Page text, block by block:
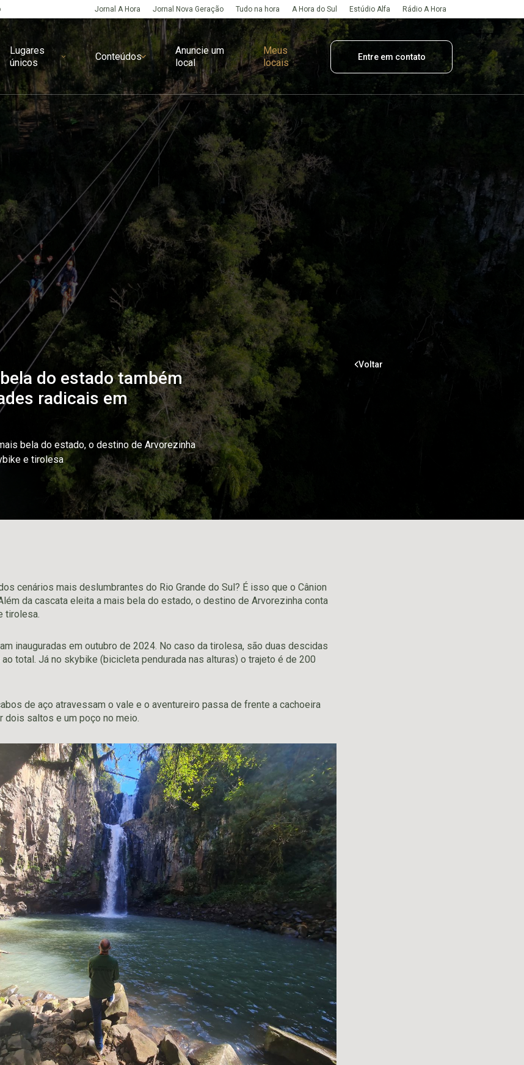
Jornal A Hora Jornal Nova Geração Tudo na hora A Hora do Sul Estúdio Alfa Rádio A Hora
Lugares
únicos
Conteúdos
Anuncie um
local
Meus
locais
Entre em contato
do estado também
radicais em
bela do estado, o destino de Arvorezinha
e tirolesa
Voltar
cenários mais deslumbrantes do Rio Grande do Sul? É isso que o Cânion
da cascata eleita a mais bela do estado, o destino de Arvorezinha conta
tirolesa.
inauguradas em outubro de 2024. No caso da tirolesa, são duas descidas
total. Já no skybike (bicicleta pendurada nas alturas) o trajeto é de 200
de aço atravessam o vale e o aventureiro passa de frente a cachoeira
dois saltos e um poço no meio.